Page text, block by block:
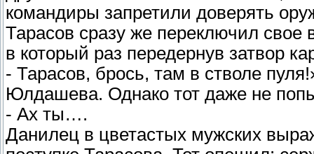
командиры запретили доверять
Тарасов сразу же переключил
в который раз передернув затвор
- Тарасов, брось, там в стволе
Юлдашева. Однако тот даже не
- Ах ты….
Данилец в цветастых мужских